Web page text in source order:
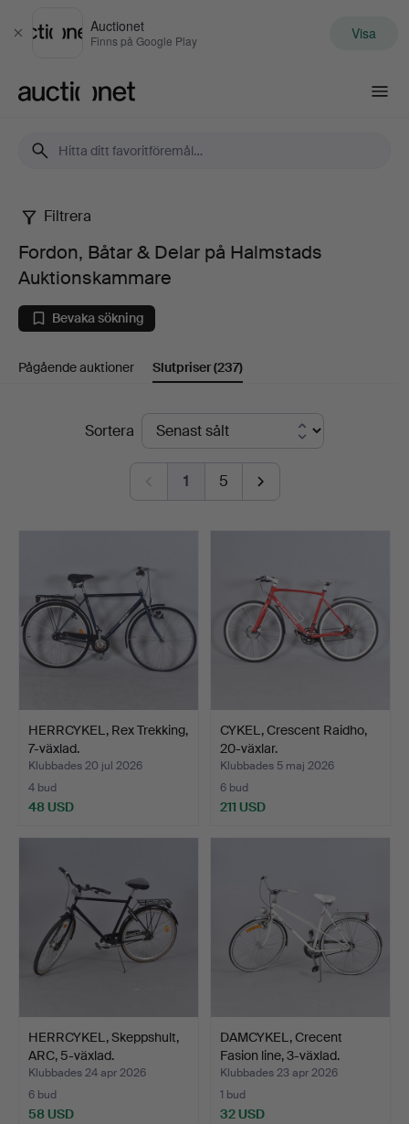
Stäng
Auctionet
Finns på Google Play Visa
Fordon,
Båtar
&
Delar
Halmstads
Auktionskammare
Filtrera
Fordon, Båtar & Delar på Halmstads
Auktionskammare
Bevaka sökning
Pågående auktioner Slutpriser(237)
SlutpriserSortera
1 5
HERRCYKEL, Rex Trekking,
7-växlad.
Klubbades 20 jul 2026
4 bud
48 USD
CYKEL, Crescent Raidho,
20-växlar.
Klubbades 5 maj 2026
6 bud
211 USD
HERRCYKEL, Skeppshult,
ARC, 5-växlad.
Klubbades 24 apr 2026
6 bud
58 USD
DAMCYKEL, Crecent
Fasion line, 3-växlad.
Klubbades 23 apr 2026
1 bud
32 USD